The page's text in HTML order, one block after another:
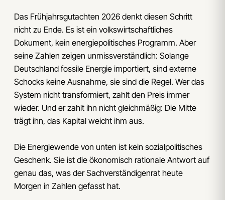
Das Frühjahrsgutachten 2026 denkt diesen Schritt
nicht zu Ende. Es ist ein volkswirtschaftliches
Dokument, kein energiepolitisches Programm. Aber
seine Zahlen zeigen unmissverständlich: Solange
Deutschland fossile Energie importiert, sind externe
Schocks keine Ausnahme, sie sind die Regel. Wer das
System nicht transformiert, zahlt den Preis immer
wieder. Und er zahlt ihn nicht gleichmäßig: Die Mitte
trägt ihn, das Kapital weicht ihm aus.
Die Energiewende von unten ist kein sozialpolitisches
Geschenk. Sie ist die ökonomisch rationale Antwort auf
genau das, was der Sachverständigenrat heute
Morgen in Zahlen gefasst hat.